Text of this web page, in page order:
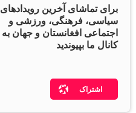
برای تماشای آخرین رویدادهای
سیاسی، فرهنگی، ورزشی و
اجتماعی افغانستان و جهان به
کانال ما بپیوندید
اشتراک